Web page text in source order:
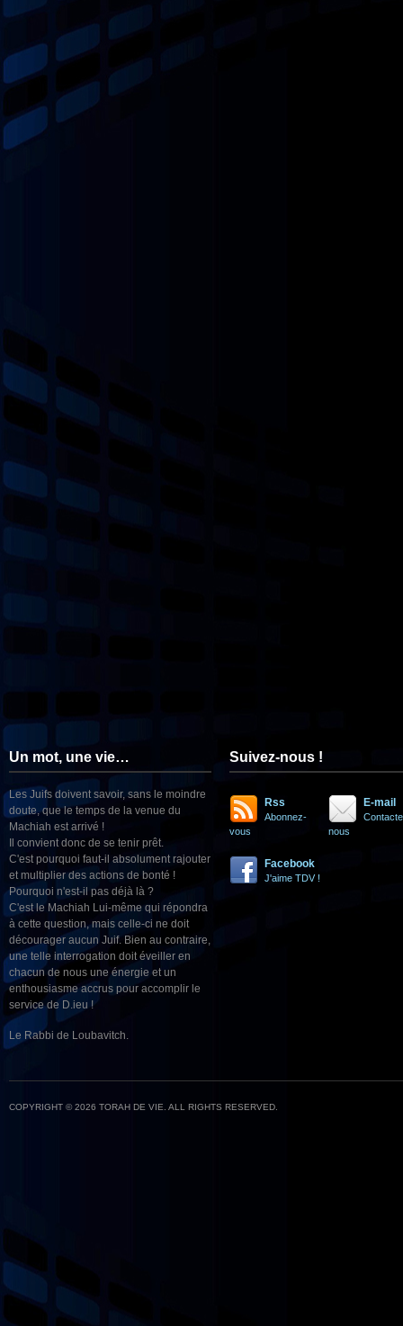
Un mot, une vie…
Les Juifs doivent savoir, sans le moindre
doute, que le temps de la venue du
Machiah est arrivé !
Il convient donc de se tenir prêt.
C'est pourquoi faut-il absolument rajouter
et multiplier des actions de bonté !
Pourquoi n'est-il pas déjà là ?
C'est le Machiah Lui-même qui répondra
à cette question, mais celle-ci ne doit
décourager aucun Juif. Bien au contraire,
une telle interrogation doit éveiller en
chacun de nous une énergie et un
enthousiasme accrus pour accomplir le
service de D.ieu !
Le Rabbi de Loubavitch.
Suivez-nous !
Rss
Abonnez-
vous
E-mail
nous
Facebook
J'aime TDV !
COPYRIGHT © 2026 TORAH DE VIE. ALL RIGHTS RESERVED.